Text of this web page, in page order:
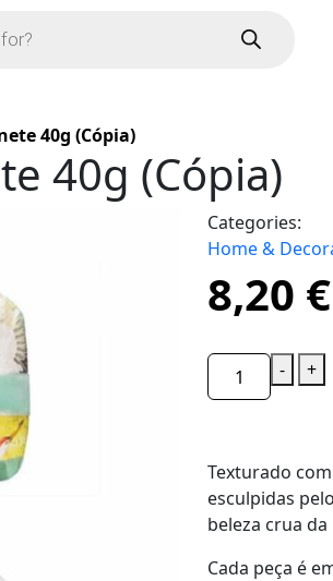
40g (Cópia)
40g (Cópia)
Categories:
Home &
8,20 €
- +
Texturado
esculpidas
beleza crua
Cada peça é